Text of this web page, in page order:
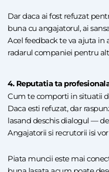
Dar daca ai fost refuzat
buna cu angajatorul, ai
Acel feedback te va ajuta in
radarul companiei pentru
4. Reputatia ta
Cum te comporti in situatii
Daca esti refuzat, dar
lasand deschis dialogul —
Angajatorii si recrutorii isi
Piata muncii este mai